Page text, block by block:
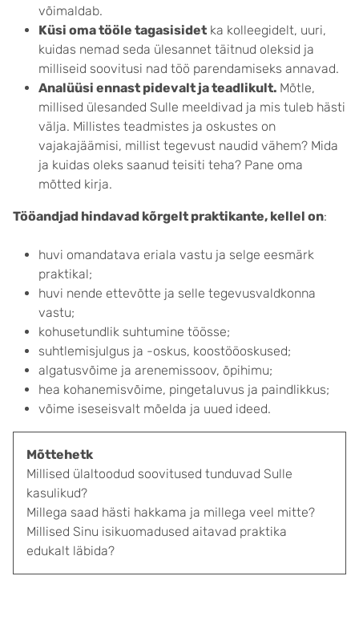
võimaldab.
Küsi oma tööle tagasisidet ka kolleegidelt, uuri,
kuidas nemad seda ülesannet täitnud oleksid ja
milliseid soovitusi nad töö parendamiseks annavad.
Analüüsi ennast pidevalt ja teadlikult. Mõtle,
millised ülesanded Sulle meeldivad ja mis tuleb hästi
välja. Millistes teadmistes ja oskustes on
vajakajäämisi, millist tegevust naudid vähem? Mida
ja kuidas oleks saanud teisiti teha? Pane oma
mõtted kirja.
Tööandjad hindavad kõrgelt praktikante, kellel on:
huvi omandatava eriala vastu ja selge eesmärk
praktikal;
huvi nende ettevõtte ja selle tegevusvaldkonna
vastu;
kohusetundlik suhtumine töösse;
suhtlemisjulgus ja -oskus, koostööoskused;
algatusvõime ja arenemissoov, õpihimu;
hea kohanemisvõime, pingetaluvus ja paindlikkus;
võime iseseisvalt mõelda ja uued ideed.
Mõttehetk
Millised ülaltoodud soovitused tunduvad Sulle
kasulikud?
Millega saad hästi hakkama ja millega veel mitte?
Millised Sinu isikuomadused aitavad praktika
edukalt läbida?